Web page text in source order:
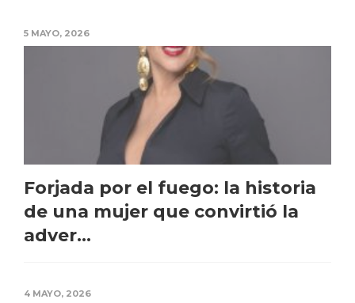
5 MAYO, 2026
Forjada por el fuego: la historia
de una mujer que convirtió la
adver...
4 MAYO, 2026